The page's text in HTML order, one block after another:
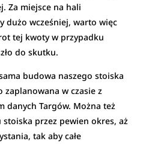
Za miejsce na hali
dużo wcześniej, warto więc
tej kwoty w przypadku
do skutku.
budowa naszego stoiska
w czasie z
danych Targów. Można też
przez pewien okres, aż
tak aby całe